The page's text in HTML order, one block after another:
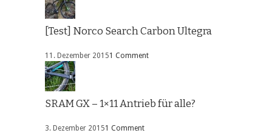
[Test] Norco Search Carbon Ultegra
11. Dezember 20151 Comment
SRAM GX – 1×11 Antrieb für alle?
3. Dezember 20151 Comment